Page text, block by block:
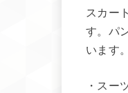
スカー
す。パ
います。
・スー